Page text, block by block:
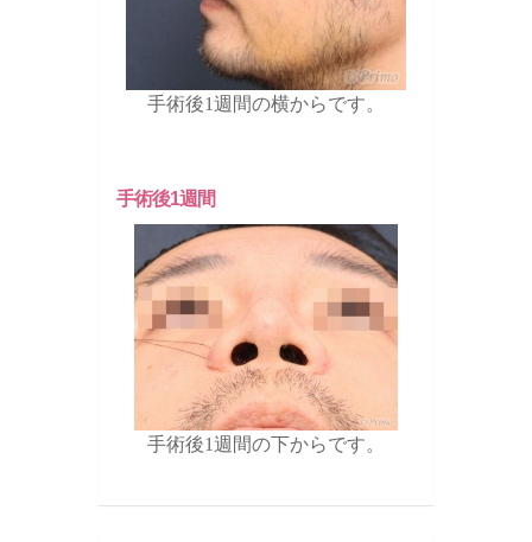
手術後1週間の横からです。
手術後1週間
手術後1週間の下からです。